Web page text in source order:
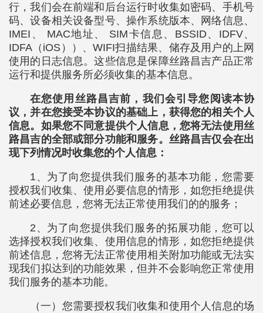
行，我们会在前端和后台运行时收集如密码、手机号
码、设备相关设备型号、操作系统版本、网络信息、
IMEI、 MAC地址、 SIM卡信息、BSSID、IDFV、
IDFA（iOS））、WIFI扫描结果、储存及用户的上网
使用的日志信息。这些信息是保障丝路昌吉产品正常
运行和提供服务所必须收集的基本信息。
在您使用丝路昌吉前，我们会引导您阅读本协
议，并在您接受本协议的基础上，获得您的相关个人
信息。如果您不同意提供个人信息，您将无法使用丝
路昌吉的全部或部分功能和服务。丝路昌吉仅会在出
现下列情况时收集您的个人信息：
1、为了向您提供我们服务的基本功能，您需要
授权我们收集、使用必要信息的情形，如您拒绝提供
前述必要信息，您将无法正常使用我们的的服务；
2、为了向您提供我们服务的拓展功能，您可以
选择授权我们收集、使用信息的情形，如您拒绝提供
前述信息，您将无法正常使用相关附加功能或无法实
现我们拟达到的功能效果，但并不会影响您正常使用
我们服务的基本功能。
（一）您需要授权我们收集和使用个人信息的场